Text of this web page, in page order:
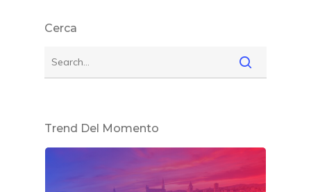
Cerca
Trend Del Momento